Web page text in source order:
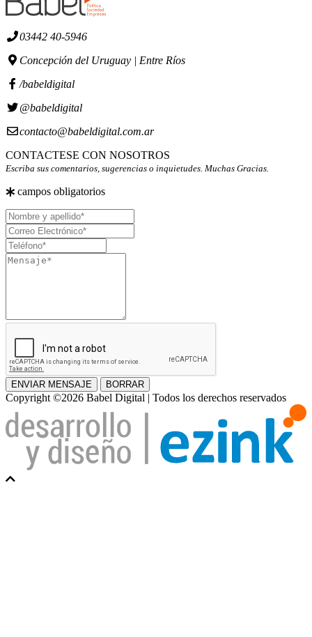
03442 40-5946
Concepción del Uruguay | Entre Ríos
/babeldigital
@babeldigital
contacto@babeldigital.com.ar
CONTACTESE CON NOSOTROS
Escriba sus comentarios, sugerencias o inquietudes. Muchas Gracias.
campos obligatorios
Nombre
y
apellido
Correo
Electrónico
Teléfono
Mensaje
ENVIAR MENSAJE BORRAR
Copyright ©2026 Babel Digital | Todos los derechos reservados